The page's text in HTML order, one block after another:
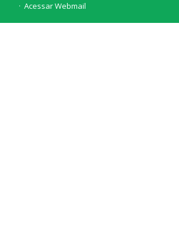
Acessar Webmail